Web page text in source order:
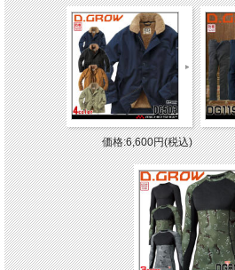
価格:6,600円(税込)